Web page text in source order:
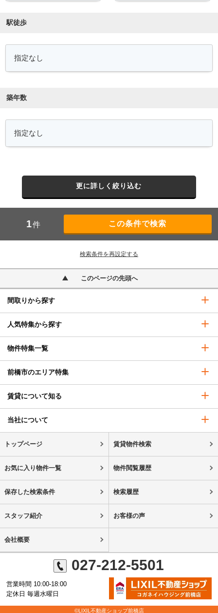
駅徒歩
築年数
更に詳しく絞り込む
1件
検索条件を再設定する
このページの先頭へ
間取りから探す
人気特集から探す
物件特集一覧
前橋市のエリア特集
賃貸について知る
当社について
トップページ 賃貸物件検索
お気に入り物件一覧 物件閲覧履歴
保存した検索条件 検索履歴
スタッフ紹介 お客様の声
会社概要
027-212-5501
営業時間 10:00-18:00
定休日 毎週水曜日
©LIXIL不動産ショップ前橋店